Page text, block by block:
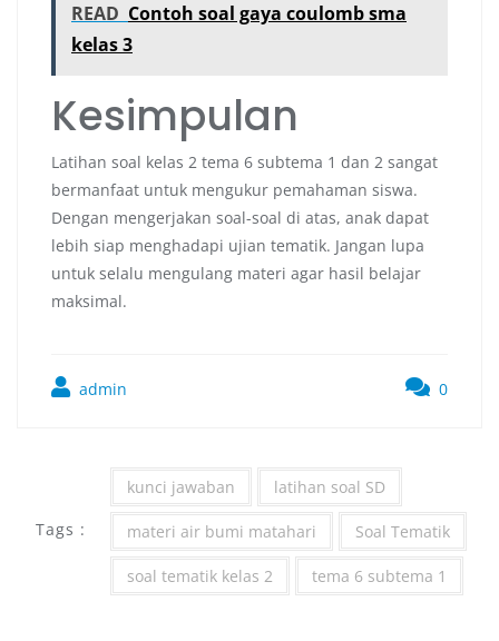
READ Contoh soal gaya coulomb sma
kelas 3
Kesimpulan
Latihan soal kelas 2 tema 6 subtema 1 dan 2 sangat
bermanfaat untuk mengukur pemahaman siswa.
Dengan mengerjakan soal-soal di atas, anak dapat
lebih siap menghadapi ujian tematik. Jangan lupa
untuk selalu mengulang materi agar hasil belajar
maksimal.
admin 0
Tags :
kunci jawaban latihan soal SD
materi air bumi matahari Soal Tematik
soal tematik kelas 2 tema 6 subtema 1